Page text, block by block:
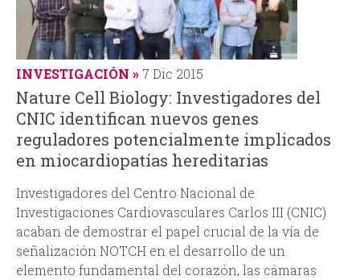
INVESTIGACIÓN 7 Dic 2015
Nature Cell Biology: Investigadores del
CNIC identifican nuevos genes
reguladores potencialmente implicados
en miocardiopatías hereditarias
Investigadores del Centro Nacional de
Investigaciones Cardiovasculares Carlos III (CNIC)
acaban de demostrar el papel crucial de la vía de
señalización NOTCH en el desarrollo de un
elemento fundamental del corazón, las cámaras